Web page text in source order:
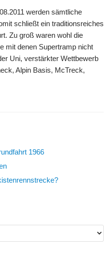
werden sämtliche
schließt ein traditionsreiches
Zu groß waren wohl die
mit denen Supertramp nicht
Uni, verstärkter Wettbewerb
Alpin Basis, McTreck,
1966